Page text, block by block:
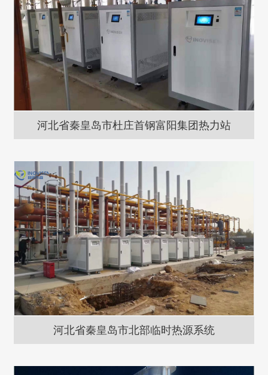
河北省秦皇岛市杜庄首钢富阳集团热力站
河北省秦皇岛市北部临时热源系统